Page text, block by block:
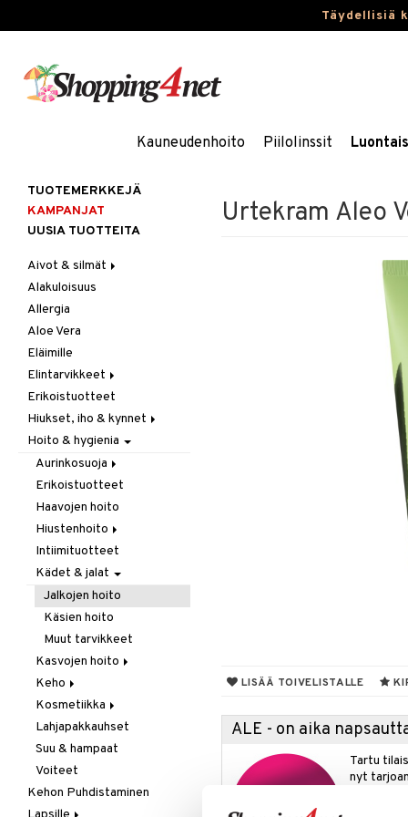
Täydellisiä
Kauneudenhoito Piilolinssit
Urtekram Aleo
LISÄÄ TOIVELISTALLE
ALE - on aika
Tartu
nyt
TUOTEMERKKEJÄ
KAMPANJAT
UUSIA TUOTTEITA
Aivot & silmät
Muisti
Rasvahapot
Silmät
Alakuloisuus
Allergia
Aloe Vera
Eläimille
Elintarvikkeet
Hedelmät & pähkinät
Itäminen
Jauhot & leivonta
Juomat
Kookos
Makeutusaineet
Mausteet & liemet
Muut
Öljy & rasva
Pähkinä- & siementahnoja
Patukat
Rawfood
Säilytys
Snacks
Suklaa
Tee
Erikoistuotteet
Hiukset, iho & kynnet
Aurinko & pigmentti
Hiukset
Ravintolisät
Hoito & hygienia
Aurinkosuoja
Aftersun-tuotteet
Aurinkovoiteet
Huulet
Erikoistuotteet
Haavojen hoito
Hiustenhoito
Erikoistuotteet
Hoitoaineet
Sampoot
Intiimituotteet
Kädet & jalat
Jalkojen hoito
Käsien hoito
Muut tarvikkeet
Kasvojen hoito
Erikoistuotteet
Parranajotuotteet
Puhdistaminen
Silmänympärysvoiteet
Voiteet
Keho
Deodorantit
Erikoistuotteet
Eteeriset öljyt
Kylpy, suihku & saippuat
Öljyt
Kosmetiikka
Huulet
Iho
Silmät
Lahjapakkauhset
Suu & hampaat
Voiteet
Kehon Puhdistaminen